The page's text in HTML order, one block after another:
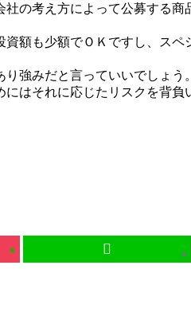
の考え方によって公募する商
額も少額でＯＫですし、スペ
強みだと言っていいでしょう。
はそれに応じたリスクを背負